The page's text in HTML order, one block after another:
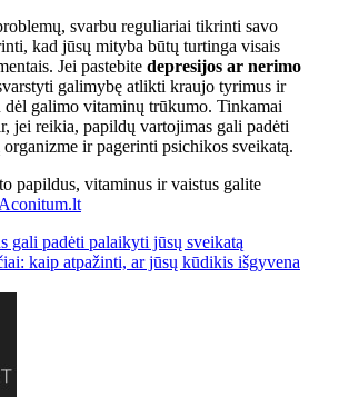
svarbu reguliariai tikrinti savo
kad jūsų mityba būtų turtinga visais
Jei pastebite depresijos ar nerimo
galimybę atlikti kraujo tyrimus ir
dėl galimo vitaminų trūkumo. Tinkamai
jei reikia, papildų vartojimas gali padėti
ir pagerinti psichikos sveikatą.
papildus, vitaminus ir vaistus galite
gali padėti palaikyti jūsų sveikatą
kaip atpažinti, ar jūsų kūdikis išgyvena